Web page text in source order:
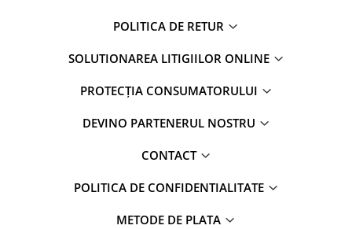
POLITICA DE RETUR
SOLUTIONAREA LITIGIILOR ONLINE
PROTECȚIA CONSUMATORULUI
DEVINO PARTENERUL NOSTRU
CONTACT
POLITICA DE CONFIDENTIALITATE
METODE DE PLATA